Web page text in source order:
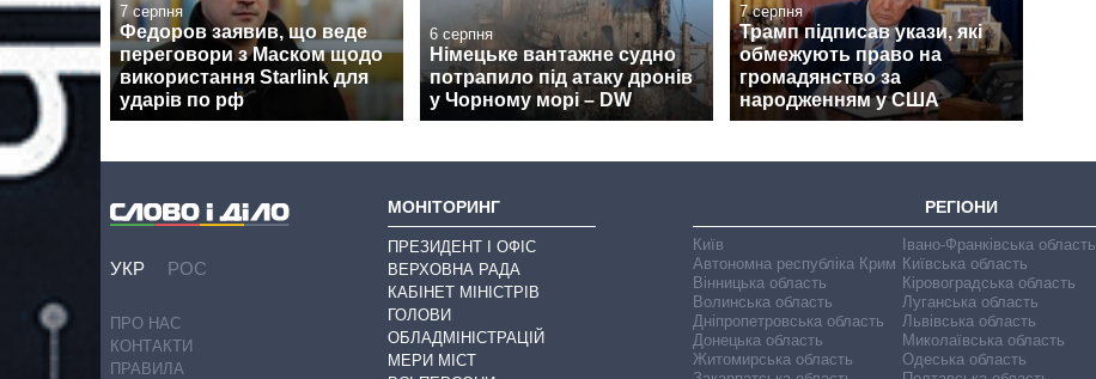
7 серпня
Федоров заявив, що веде
переговори з Маском щодо
використання Starlink для
ударів по рф
6 серпня
Німецьке вантажне судно
потрапило під атаку дронів
у Чорному морі – DW
7 серпня
Трамп підписав укази, які
обмежують право на
громадянство за
народженням у США
УКР РОС
ПРО НАС
КОНТАКТИ
ПРАВИЛА
МОНІТОРИНГ
ПРЕЗИДЕНТ І ОФІС
ВЕРХОВНА РАДА
КАБІНЕТ МІНІСТРІВ
ГОЛОВИ
ОБЛАДМІНІСТРАЦІЙ
МЕРИ МІСТ
РЕГІОНИ
Київ
Автономна республіка Крим
Вінницька область
Волинська область
Дніпропетровська область
Донецька область
Житомирська область
Івано-Франківська область
Київська область
Кіровоградська область
Луганська область
Львівська область
Миколаївська область
Одеська область